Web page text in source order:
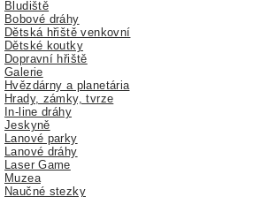
Bludiště
Bobové dráhy
Dětská hřiště venkovní
Dětské koutky
Dopravní hřiště
Galerie
Hvězdárny a planetária
Hrady, zámky, tvrze
In-line dráhy
Jeskyně
Lanové parky
Lanové dráhy
Laser Game
Muzea
Naučné stezky